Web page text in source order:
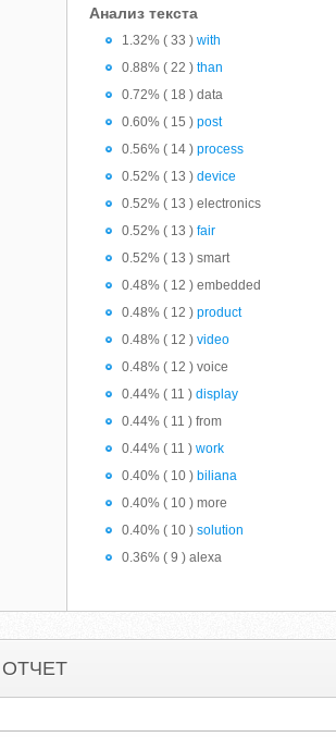
Анализ текста
1.32% ( 33 ) with
0.88% ( 22 ) than
0.72% ( 18 ) data
0.60% ( 15 ) post
0.56% ( 14 ) process
0.52% ( 13 ) device
0.52% ( 13 ) electronics
0.52% ( 13 ) fair
0.52% ( 13 ) smart
0.48% ( 12 ) embedded
0.48% ( 12 ) product
0.48% ( 12 ) video
0.48% ( 12 ) voice
0.44% ( 11 ) display
0.44% ( 11 ) from
0.44% ( 11 ) work
0.40% ( 10 ) biliana
0.40% ( 10 ) more
0.40% ( 10 ) solution
0.36% ( 9 ) alexa